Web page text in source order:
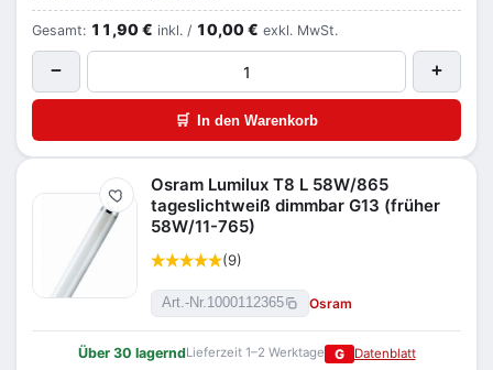
Gesamt: 11,90 € inkl. / 10,00 € exkl. MwSt.
− +
🛒 In den Warenkorb
Merken
Osram Lumilux T8 L 58W/865
tageslichtweiß dimmbar G13 (früher
58W/11-765)
(9)
Art.-Nr.1000112365 Osram
Über 30 lagerndLieferzeit 1–2 Werktage G Datenblatt